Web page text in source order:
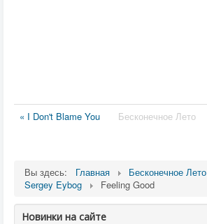
« I Don't Blame You Бесконечное Лето
Вы здесь: Главная
Бесконечное Лето
Sergey Eybog
Feeling Good
Новинки на сайте